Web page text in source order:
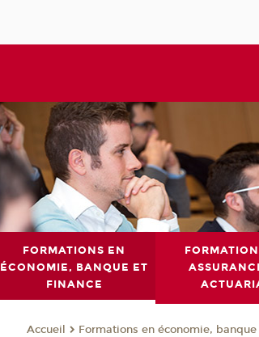
FORMATIONS EN
ÉCONOMIE, BANQUE ET
FINANCE
Accueil Formations en économie,